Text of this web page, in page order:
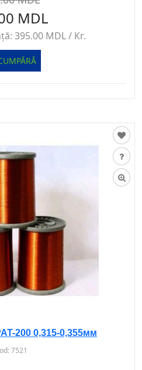
MDL
395.00 MDL / Кг.
200 0,315-0,355мм
7521